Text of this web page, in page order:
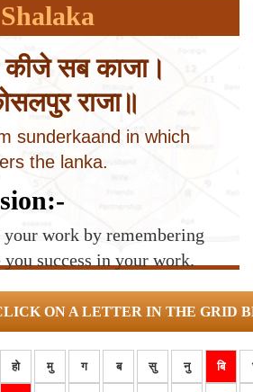
कीजे सब काजा।
राजा॥
sunderkaand in which
the lanka.
your work by remembering
success in your work.
ON A LETTER IN THE GRID
हो मु ग ब सु नु बि